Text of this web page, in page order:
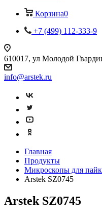
Корзина0
+7 (499) 112-333-9
610017, ул Молодой
info@arstek.ru
Главная
Продукты
Микроскопы для
Arstek SZ0745
Arstek SZ0745